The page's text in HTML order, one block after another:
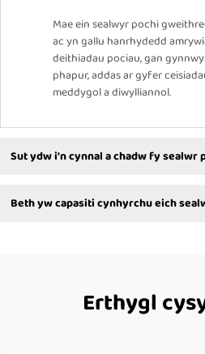
Mae ein sealwyr pochi
ac yn gallu hanrhydedd
deithiadau pociau, gan
phapur, addas ar gyfer
meddygol a diwylliannol.
Sut ydw i'n cynnal a chadw fy sealwr
Beth yw capasiti cynhyrchu eich
Erthygl